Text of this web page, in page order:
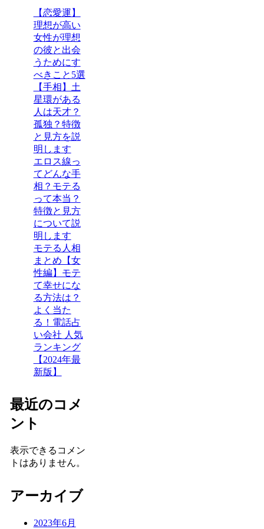
【恋愛運】
理想が高い
女性が理想
の彼と出会
うためにす
べきこと5選
【手相】土
星環がある
人は天才？
孤独？特徴
と見方を説
明します
エロス線っ
てどんな手
相？モテる
って本当？
特徴と見方
について説
明します
モテる人相
まとめ【女
性編】モテ
て幸せにな
る方法は？
よく当た
る！電話占
い会社 人気
ランキング
【2024年最
新版】
最近のコメ
ント
表示できるコメン
トはありません。
アーカイブ
2023年6月